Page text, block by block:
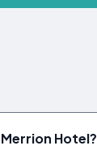
Hotel?